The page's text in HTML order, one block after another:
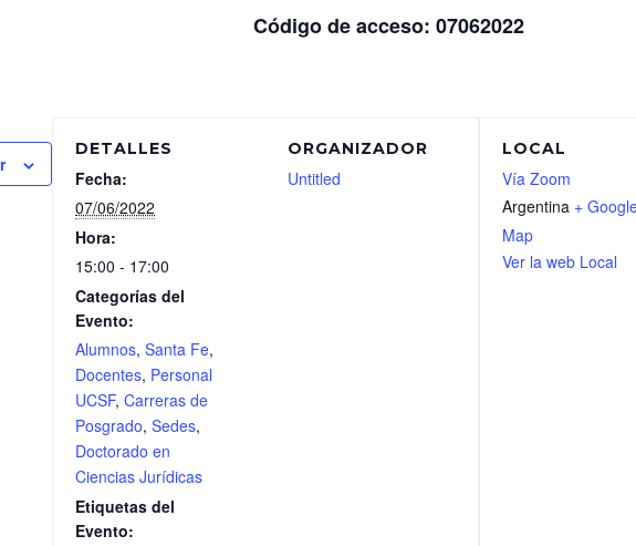
Código de acceso: 07062022
DETALLES
Fecha:
07/06/2022
Hora:
15:00 - 17:00
Categorías del
Evento:
Alumnos, Santa Fe,
Docentes, Personal
UCSF, Carreras de
Posgrado, Sedes,
Doctorado en
Ciencias Jurídicas
Etiquetas del
Evento:
ORGANIZADOR
Untitled
LOCAL
Vía Zoom
Argentina +
Map
Ver la web Local